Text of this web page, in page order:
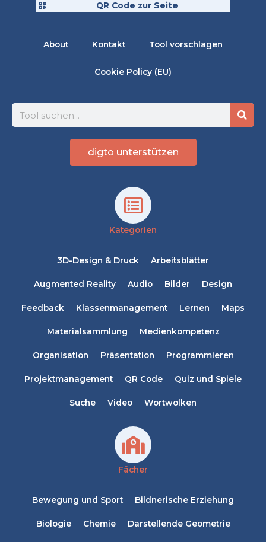
QR Code zur Seite
About Kontakt Tool vorschlagen
Cookie Policy (EU)
digto unterstützen
Kategorien
3D-Design & Druck Arbeitsblätter
Augmented Reality Audio Bilder Design
Feedback Klassenmanagement Lernen Maps
Materialsammlung Medienkompetenz
Organisation Präsentation Programmieren
Projektmanagement QR Code Quiz und Spiele
Suche Video Wortwolken
Fächer
Bewegung und Sport Bildnerische Erziehung
Biologie Chemie Darstellende Geometrie